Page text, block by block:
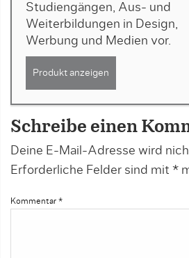
Studiengängen, Aus- und
Weiterbildungen in Design,
Werbung und Medien vor.
Produkt anzeigen
Schreibe einen
Deine E-Mail-Adresse wird
Erforderliche Felder sind mit *
Kommentar *